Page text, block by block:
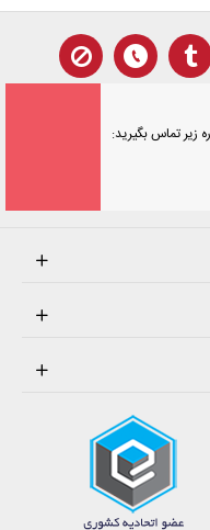
زیر تماس بگیرید: